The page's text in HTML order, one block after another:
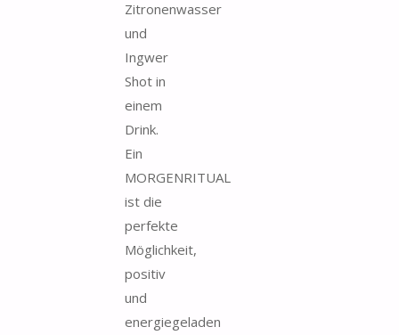
Zitronenwasser
und
Ingwer
Shot in
einem
Drink.
Ein
MORGENRITUAL
ist die
perfekte
Möglichkeit,
positiv
und
energiegeladen